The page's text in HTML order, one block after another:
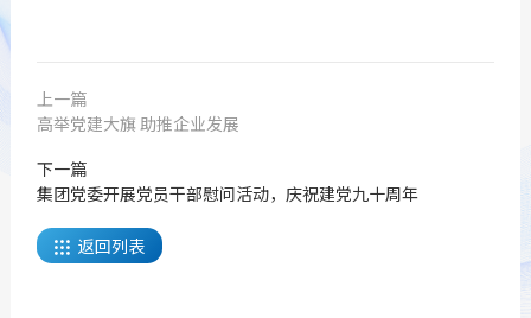
上一篇
高举党建大旗 助推企业发展
下一篇
集团党委开展党员干部慰问活动，庆祝建党九十周年
 返回列表